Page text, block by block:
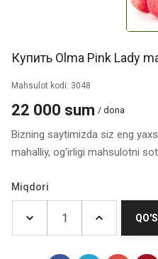
Купить Olma Pink Lady
Mahsulot kodi: 3048
22 000 sum / dona
Bizning saytimizda siz eng
mahalliy, og'irligi mahsulotni
Miqdori